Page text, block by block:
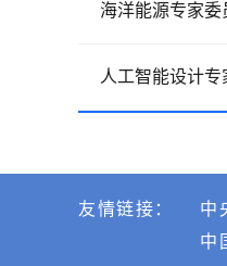
海洋能源专家委
人工智能设计专
友情链接： 中
中